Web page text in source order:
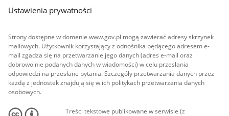
Ustawienia prywatności
Strony dostępne w domenie www.gov.pl mogą zawierać adresy skrzynek
mailowych. Użytkownik korzystający z odnośnika będącego adresem e-
mail zgadza się na przetwarzanie jego danych (adres e-mail oraz
dobrowolnie podanych danych w wiadomości) w celu przesłania
odpowiedzi na przesłane pytania. Szczegóły przetwarzania danych przez
każdą z jednostek znajdują się w ich politykach przetwarzania danych
osobowych.
Treści tekstowe publikowane w serwisie (z